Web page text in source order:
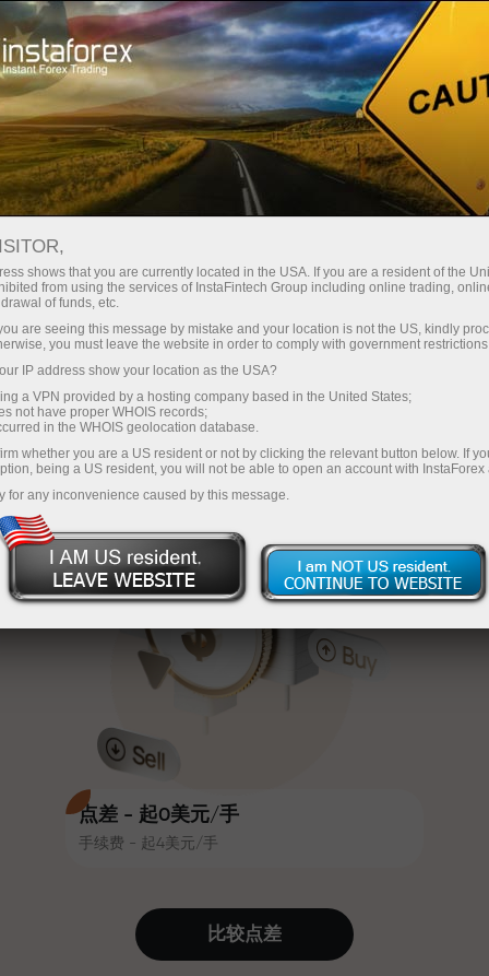
InstaForex
点差 - 起0美元/手
手续费 - 起4美元/手
通过InstaForex获得真正竞争力的机
点差和手续费，以及股票和指数交
易的优惠条件
时可获得高达30%的奖金，并享受
其他促销活动和优惠
赛道速度与交易速度共享相同价值
观。Ales Loprais将刺激与纪律元素
带入交易世界，作为InstaForex合作
伙伴，激励客户实现雄心勃勃的目
值账户即可获得iPhone、MacBook
或梦想旅行
最低
每笔存款
30%奖金
交易速度
与赛道速度
您的专属礼物大奖
充值$333—选择价值高达$1,500的礼物
无风险交易—
我们保证您的利润
最高X1000奖金—市场上最大倍数
比较点差
shows that you are currently located in the USA. If you are a resident of the
from using the services of InstaFintech Group including online trading,
of funds, etc.
are seeing this message by mistake and your location is not the US, kindly
you must leave the website in order to comply with government
IP address show your location as the USA?
a VPN provided by a hosting company based in the United States;
not have proper WHOIS records;
in the WHOIS geolocation database.
whether you are a US resident or not by clicking the relevant button below. If
being a US resident, you will not be able to open an account with InstaForex
for any inconvenience caused by this message.